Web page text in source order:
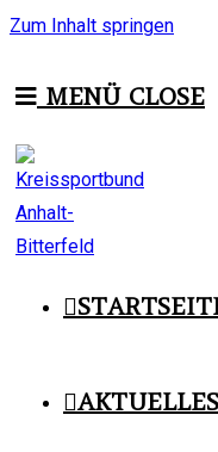
Zum Inhalt springen
MENÜ CLOSE
AKTUELLES